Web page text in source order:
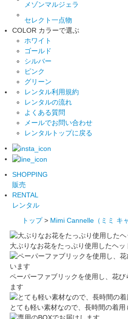
メゾンマルジェラ
セレクト一点物
COLOR カラーで選ぶ
ホワイト
ゴールド
シルバー
ピンク
グリーン
レンタル利用規約
レンタルの流れ
よくある質問
メールでお問い合わせ
レンタルトップに戻る
SHOPPING
販売
RENTAL
レンタル
トップ > Mimi Cannelle（ミミ キ
大ぶりなお花をたっぷり使用したヘッ
ペーパーファブリックを使用し、花
ます
とても軽い素材なので、長時間の着